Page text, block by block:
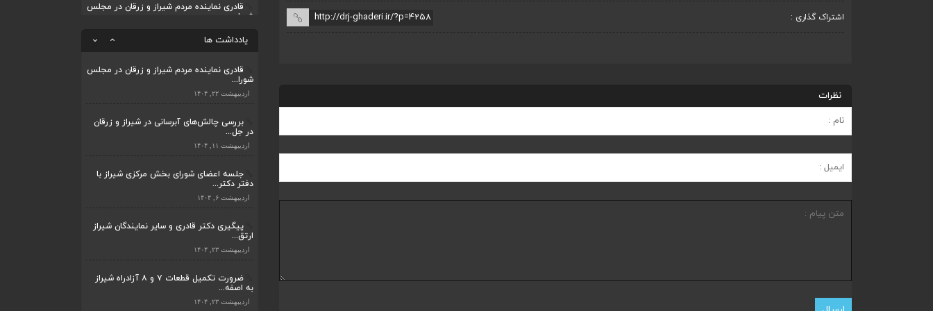
اشتراک گذاری :
نظرات
قادری نماینده مردم شیراز و زرقان در مجلس
شورا...
در جل...
اردیبهشت ۱۱, ۱۴۰۴
یادداشت ها
اردیبهشت ۲۳, ۱۴۰۴
قادری نماینده مردم شیراز و زرقان در مجلس
شورا...
اردیبهشت ۲۲, ۱۴۰۴
بررسی چالش‌های آبرسانی در شیراز و زرقان
در جل...
اردیبهشت ۱۱, ۱۴۰۴
جلسه اعضای شورای بخش مرکزی شیراز با
دفتر دکتر...
اردیبهشت ۶, ۱۴۰۴
پیگیری دکتر قادری و سایر نمایندگان شیراز
ارتق...
اردیبهشت ۲۳, ۱۴۰۴
ضرورت تکمیل قطعات ۷ و ۸ آزادراه شیراز
به اصفه...
اردیبهشت ۲۳, ۱۴۰۴